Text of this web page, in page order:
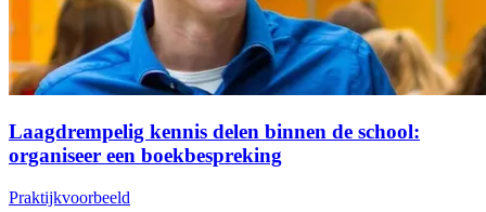
Laagdrempelig kennis delen binnen de school:
organiseer een boekbespreking
Praktijkvoorbeeld